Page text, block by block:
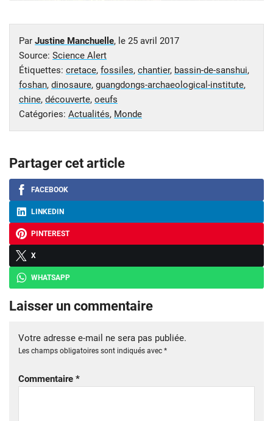
Par Justine Manchuelle, le 25 avril 2017
Source: Science Alert
Étiquettes: cretace, fossiles, chantier, bassin-de-sanshui,
foshan, dinosaure, guangdongs-archaeological-institute,
chine, découverte, oeufs
Catégories: Actualités, Monde
Partager cet article
FACEBOOK
LINKEDIN
PINTEREST
X
WHATSAPP
Laisser un commentaire
Votre adresse e-mail ne sera pas publiée.
Les champs obligatoires sont indiqués avec *
Commentaire *